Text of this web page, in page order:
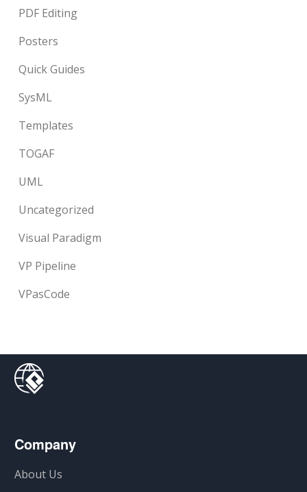
PDF Editing
Posters
Quick Guides
SysML
Templates
TOGAF
UML
Uncategorized
Visual Paradigm
VP Pipeline
VPasCode
Company
About Us